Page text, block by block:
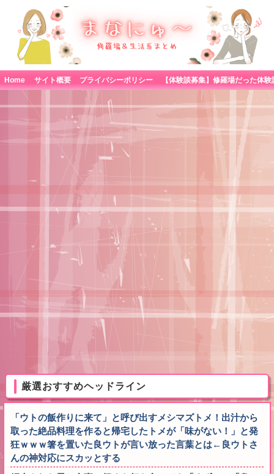
Home サイト概要 プライバシーポリシー
厳選おすすめヘッドライン
「ウトの飯作りに来て」と呼び出すメシマズトメ！出汁から
取った絶品料理を作ると帰宅したトメが「味がない！」と発
狂ｗｗｗ箸を置いた良ウトが言い放った言葉とは←良ウトさ
んの神対応にスカッとする